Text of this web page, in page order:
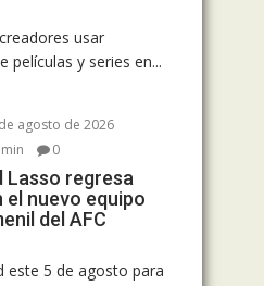
usar
películas y series en...
agosto de 2026
0
Lasso regresa
el nuevo equipo
del AFC
este 5 de agosto para